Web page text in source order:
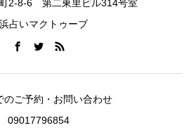
2-8-6 第二東里ビル314号室
占いマクトゥーブ
のご予約・お問い合わせ
09017796854